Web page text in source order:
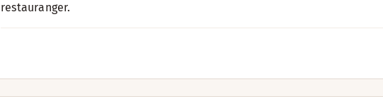
restauranger.